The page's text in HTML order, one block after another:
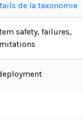
de la taxonomie
safety, failures,